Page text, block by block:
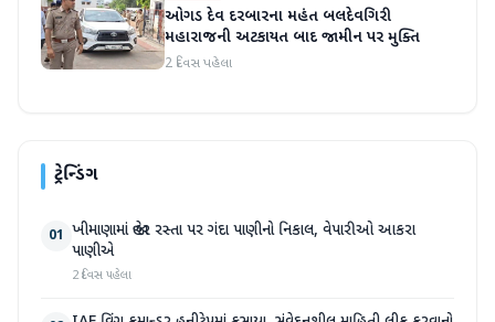
ઓગડ દેવ દરબારના મહંત બલદેવગિરી
મહારાજની અટકાયત બાદ જામીન પર મુક્તિ
2 દિવસ પહેલા
ટ્રેન્ડિંગ
01 ખીમાણામાં જાહેર રસ્તા પર ગંદા પાણીનો નિકાલ, વેપારીઓ આકરા
પાણીએ
2 દિવસ પહેલા